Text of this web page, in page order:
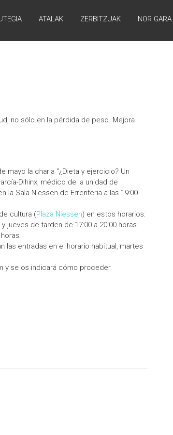
ATALAK ZERBITZUAK NOR GARA
no sólo en la pérdida de peso. Mejora
mayo la charla “¿Dieta y ejercicio? Un
Dihinx, médico de la unidad de
la Sala Niessen de Errenteria a las 19:00
cultura (Plaza Niessen) en estos horarios:
jueves de tarden de 17:00 a 20:00 horas.
las entradas en el horario habitual, martes
y se os indicará cómo proceder.